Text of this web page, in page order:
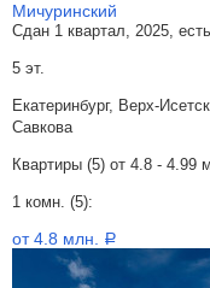
Мичуринский
Сдан 1 квартал, 2025,
5 эт.
Екатеринбург, Верх-
Савкова
Квартиры (5) от 4.8 - 4.99
1 комн. (5):
от 4.8 млн. a